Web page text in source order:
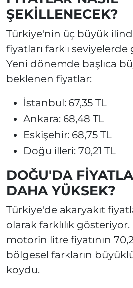
ŞEKİLLENECEK?
Türkiye'nin üç büyük
fiyatları farklı seviyelerde
Yeni dönemde başlıca
beklenen fiyatlar:
İstanbul: 67,35 TL
Ankara: 68,48 TL
Eskişehir: 68,75 TL
Doğu illeri: 70,21 TL
DOĞU'DA
DAHA YÜKSEK?
Türkiye'de akaryakıt
olarak farklılık
motorin litre fiyatının
bölgesel farkların
koydu.